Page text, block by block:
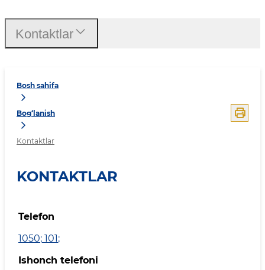
Bosh sahifa
Bog‘lanish
Kontaktlar
KONTAKTLAR
Telefon
1050; 101;
Ishonch telefoni
Kontaktlar